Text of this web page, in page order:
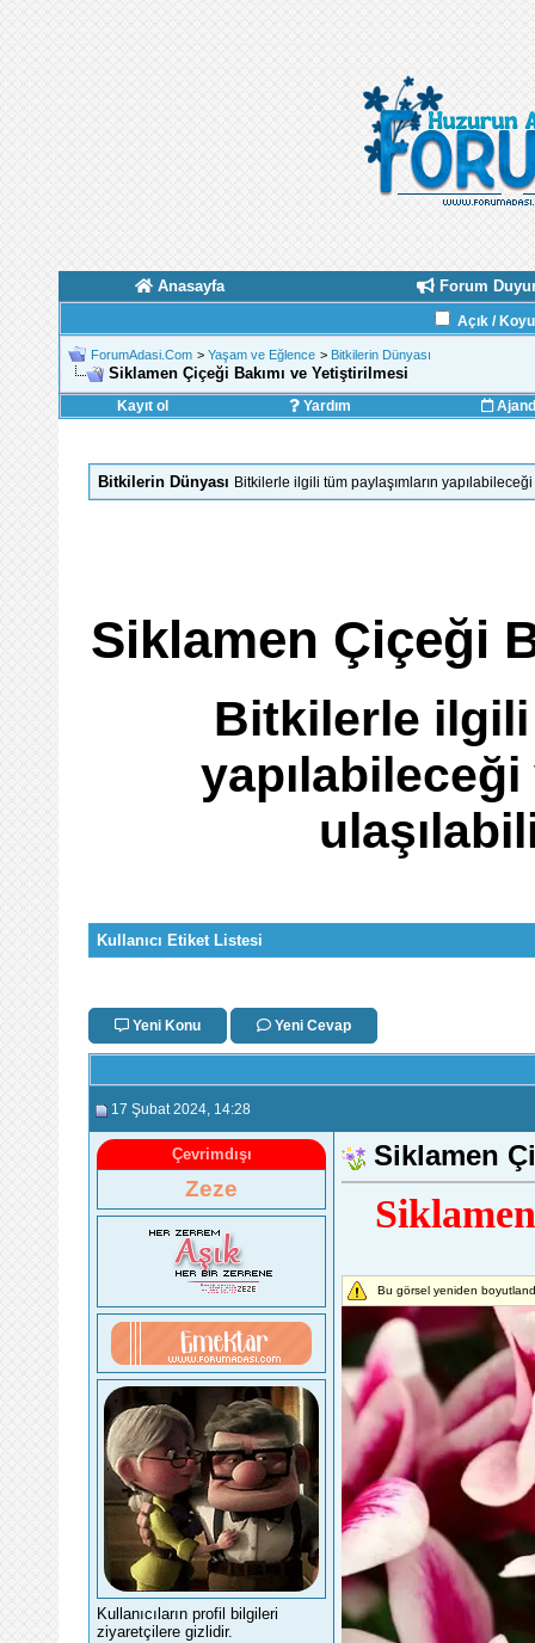
Anasayfa Forum
Açık /
ForumAdasi.Com > Yaşam ve Eğlence > Bitkilerin Dünyası
Siklamen Çiçeği Bakımı ve Yetiştirilmesi
Kayıt ol Yardım
Bitkilerin Dünyası Bitkilerle ilgili tüm paylaşımların
Siklamen Çiçeği
Bitkilerle ilgili
Kullanıcı Etiket Listesi
Yeni Konu Yeni Cevap
17 Şubat 2024 , 14:28
Çevrimdışı
Zeze
Kullanıcıların profil bilgileri
ziyaretçilere gizlidir.
Siklamen
Bu görsel yeniden